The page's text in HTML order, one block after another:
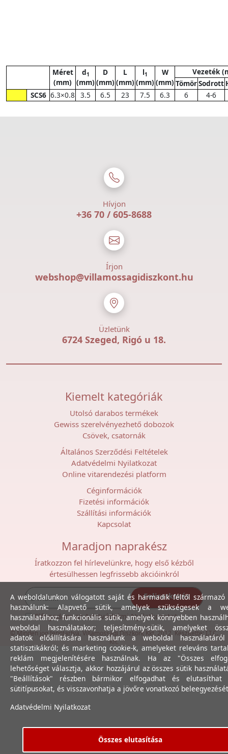
Méret
(mm)
d1
(mm)
D
(mm)
L
(mm)
l1
(mm)
W
(mm)
Vezeték
TömörSodrott
SCS6 6.3×0.8 3.5 6.5 23 7.5 6.3 6 4-6
Hívjon
+36 70 / 605-8688
Írjon
webshop@villamossagidiszkont.hu
Üzletünk
6724 Szeged, Rigó u 18.
Kiemelt kategóriák
Utolsó darabos termékek
Gewiss szerelvényezhető dobozok
Csövek, csatornák
Általános Szerződési Feltételek
Adatvédelmi Nyilatkozat
Online vitarendezési platform
Céginformációk
Fizetési információk
Szállítási információk
Kapcsolat
Maradjon naprakész
Íratkozzon fel hírlevelünkre, hogy első kézből
értesülhessen legfrissebb akcióinkról
Feliratkozás
Elfogadom azAdatvédelmi Nyilatkozatot.
© Minden jog fenntartva. Villamossági Diszkont Kkt. 2012. Készítette:I.T.C.
Kft.
A weboldalunkon válogatott saját és harmadik féltől származó
használunk: Alapvető sütik, amelyek szükségesek a
használatához; funkcionális sütik, amelyek könnyebben
weboldal használatakor; teljesítmény-sütik, amelyeket
adatok előállítására használunk a weboldal
statisztikákról; és marketing cookie-k, amelyeket releváns
reklám megjelenítésére használnak. Ha az "Összes
lehetőséget választja, akkor hozzájárul az összes sütik
"Beállítások" részben bármikor elfogadhat és elutasíthat
sütitípusokat, és visszavonhatja a jövőre vonatkozó
Adatvédelmi Nyilatkozat
Összes elutasítása